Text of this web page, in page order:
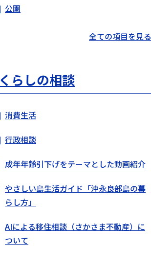
公園
全ての項目を見る
くらしの相談
消費生活
行政相談
成年年齢引下げをテーマとした動画紹介
やさしい島生活ガイド「沖永良部島の暮
らし方」
AIによる移住相談（さかさま不動産）に
ついて